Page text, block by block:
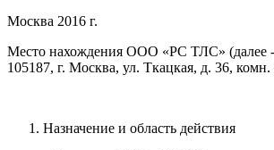
Москва 2016 г.
Место нахождения ООО «PC ТЛС» (далее
105187, г. Москва, ул. Ткацкая, д. 36, комн.
Назначение и область действия